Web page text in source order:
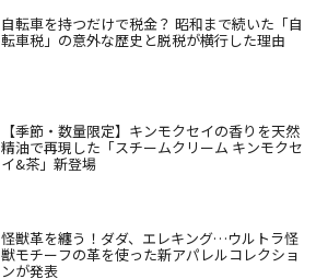
自転車を持つだけで税金？ 昭和まで続いた「自
転車税」の意外な歴史と脱税が横行した理由
【季節・数量限定】キンモクセイの香りを天然
精油で再現した「スチームクリーム キンモクセ
イ&茶」新登場
怪獣革を纏う！ダダ、エレキング…ウルトラ怪
獣モチーフの革を使った新アパレルコレクショ
ンが発表